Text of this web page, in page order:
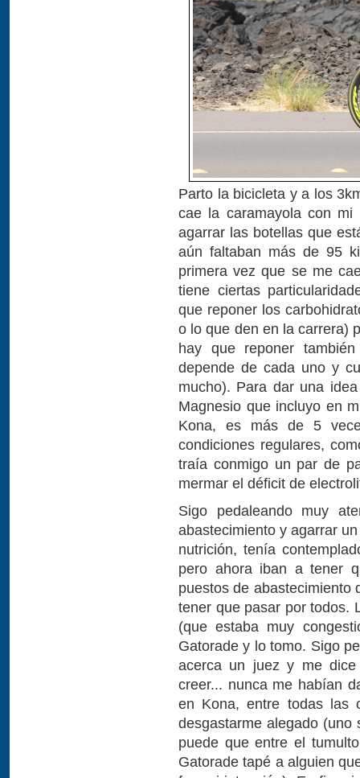
Parto la bicicleta y a los
cae la caramayola con mi
agarrar las botellas que
aún faltaban más de 95
primera vez que se me
tiene ciertas
que reponer los
o lo que den en la carrera)
hay que reponer
depende de cada uno y
mucho). Para dar una
Magnesio que incluyo en
Kona, es más de 5
condiciones regulares,
traía conmigo un par de
mermar el déficit de
Sigo pedaleando muy
abastecimiento y agarrar
nutrición, tenía
pero ahora iban a tener
puestos de abastecimiento
tener que pasar por todos.
(que estaba muy
Gatorade y lo tomo. Sigo
acerca un juez y me dice
creer... nunca me habían
en Kona, entre todas las
desgastarme alegado
puede que entre el
Gatorade tapé a alguien